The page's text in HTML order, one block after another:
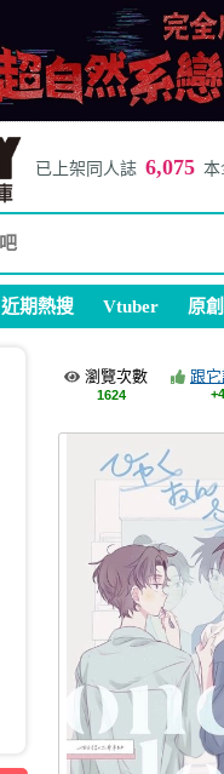
已上架同人誌 6,075 本
近期熱搜 Vtuber 原創
瀏覽次數
1624
跟
+4